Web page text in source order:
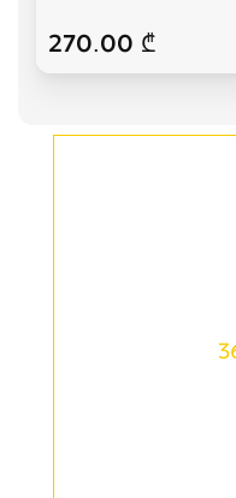
270.00 ₾